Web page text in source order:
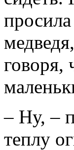
говоря,
– Ну, –
теплу